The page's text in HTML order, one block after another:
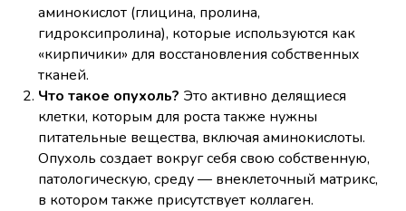
аминокислот (глицина, пролина,
гидроксипролина), которые используются как
«кирпичики» для восстановления собственных
тканей.
Что такое опухоль? Это активно делящиеся
клетки, которым для роста также нужны
питательные вещества, включая аминокислоты.
Опухоль создает вокруг себя свою собственную,
патологическую, среду — внеклеточный матрикс,
в котором также присутствует коллаген.